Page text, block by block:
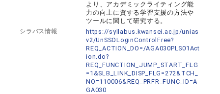
より、アカデミックライティング能
力の向上に資する学習支援の方法や
ツールに関して研究する。
シラバス情報
https://syllabus.kwansei.ac.jp/unias
v2/UnSSOLoginControlFree?
REQ_ACTION_DO=/AGA030PLS01Act
ion.do?
REQ_FUNCTION_JUMP_START_FLG
=1&SLB_LINK_DISP_FLG=272&TCH_
NO=110006&REQ_PRFR_FUNC_ID=A
GA030